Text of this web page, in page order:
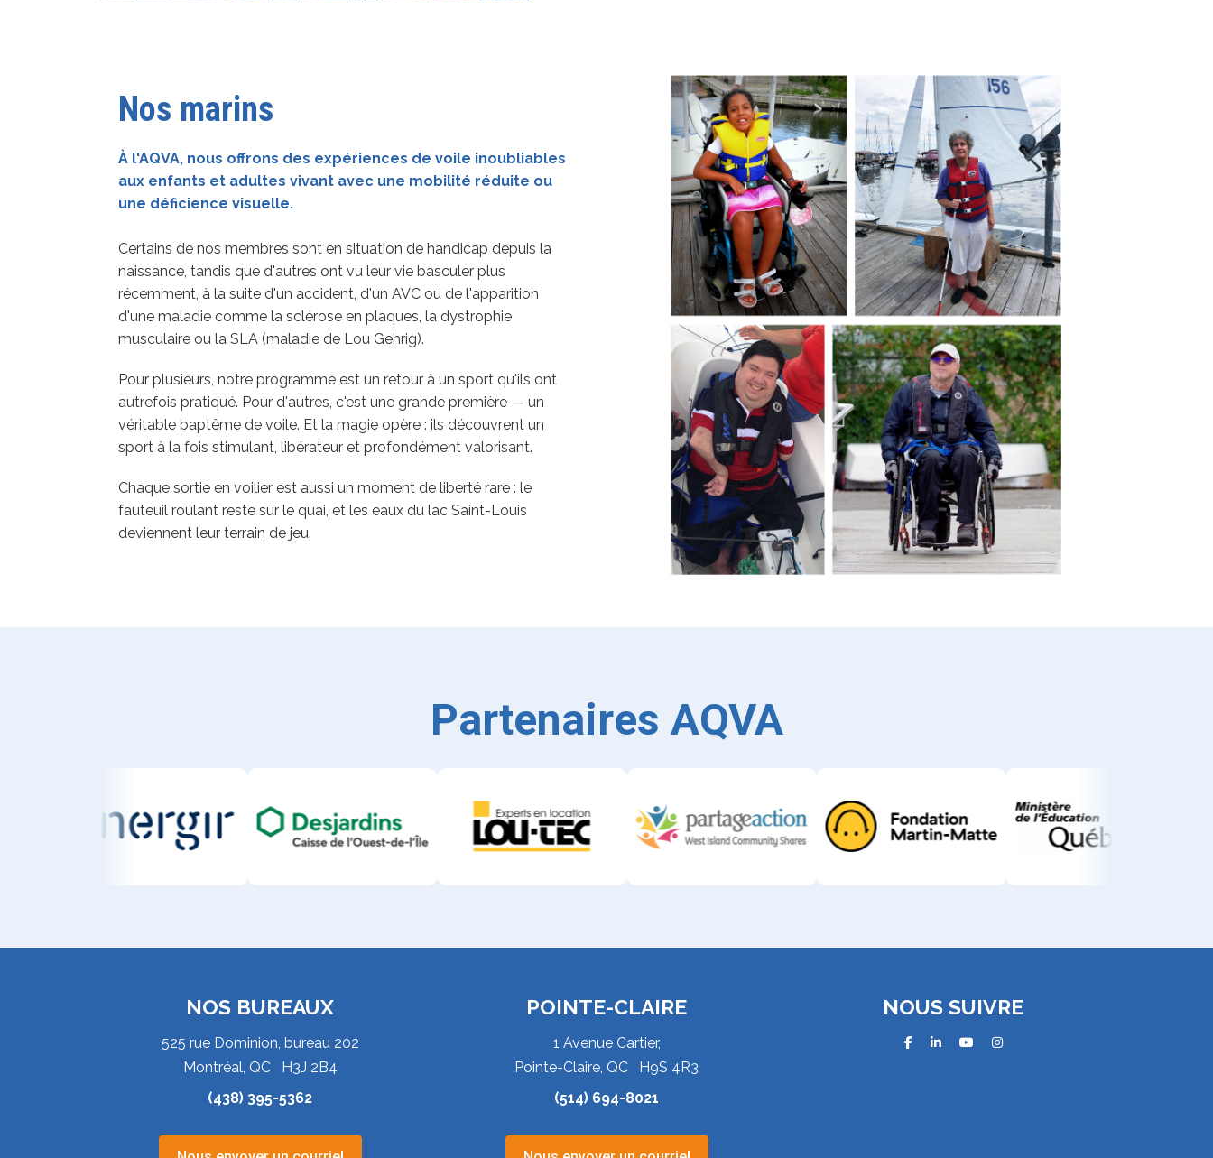
Nos marins
À l'AQVA, nous offrons des expériences de voile inoubliables
aux enfants et adultes vivant avec une mobilité réduite ou
une déficience visuelle.
Certains de nos membres sont en situation de handicap depuis la
naissance, tandis que d'autres ont vu leur vie basculer plus
récemment, à la suite d'un accident, d'un AVC ou de l'apparition
d'une maladie comme la sclérose en plaques, la dystrophie
musculaire ou la SLA (maladie de Lou Gehrig).
Pour plusieurs, notre programme est un retour à un sport qu'ils ont
autrefois pratiqué. Pour d'autres, c'est une grande première — un
véritable baptême de voile. Et la magie opère : ils découvrent un
sport à la fois stimulant, libérateur et profondément valorisant.
Chaque sortie en voilier est aussi un moment de liberté rare : le
fauteuil roulant reste sur le quai, et les eaux du lac Saint-Louis
deviennent leur terrain de jeu.
Partenaires AQVA
NOS BUREAUX
525 rue Dominion, bureau 202
Montréal, QC H3J 2B4
(438) 395-5362
POINTE-CLAIRE
1 Avenue Cartier,
Pointe-Claire, QC H9S 4R3
(514) 694-8021
NOUS SUIVRE
facebooklinkedinyoutubeinstagram